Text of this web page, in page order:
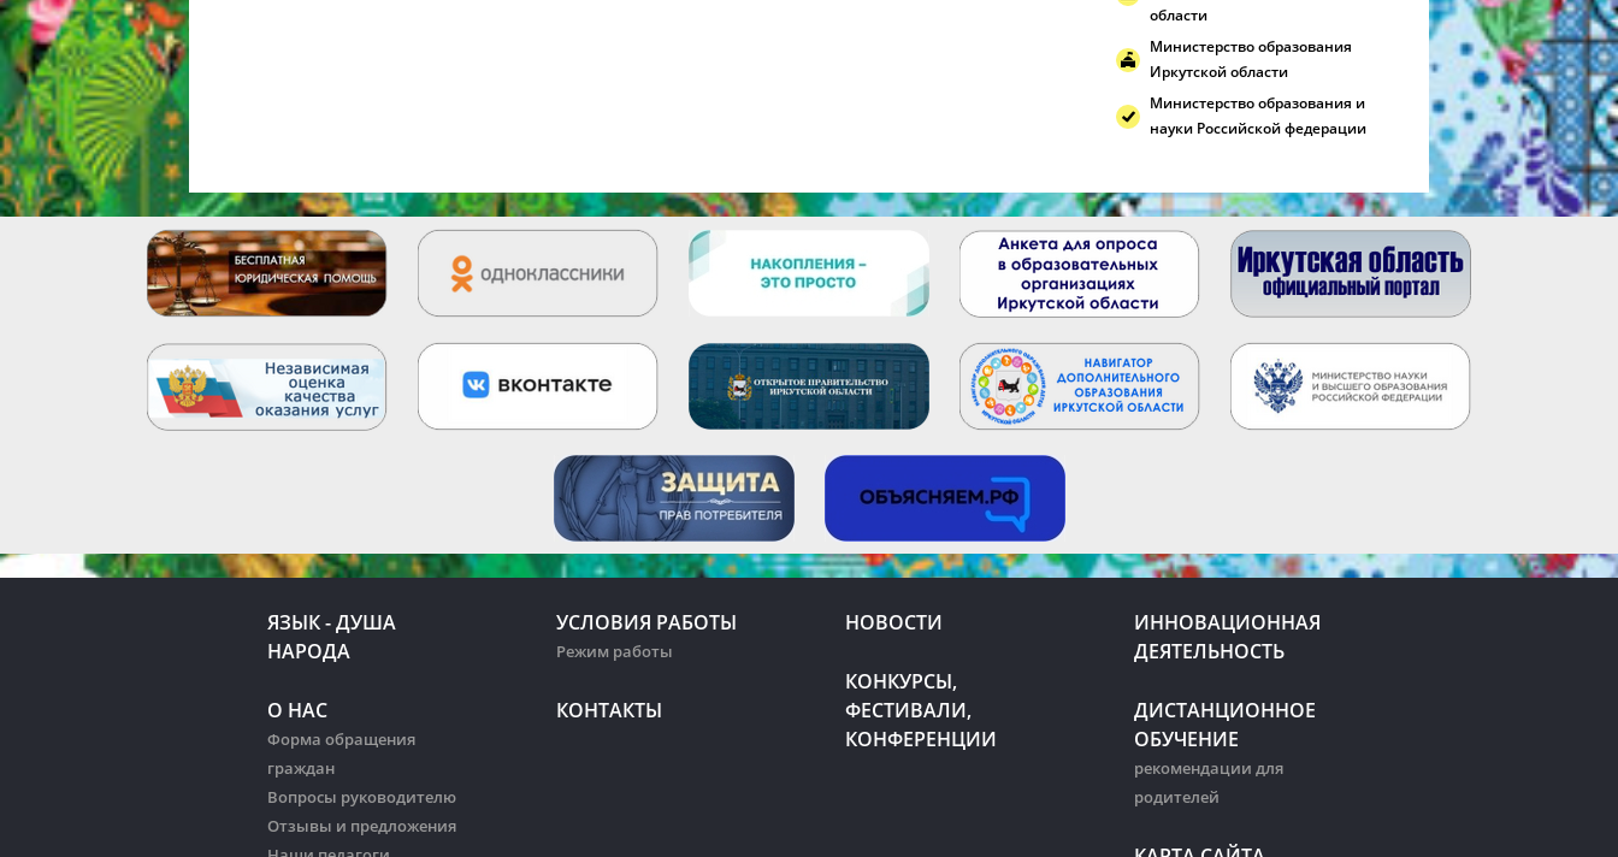
области
Министерство образования
Иркутской области
Министерство образования и
науки Российской федерации
ЯЗЫК - ДУША
НАРОДА
О НАС
Форма обращения
граждан
Вопросы руководителю
Отзывы и предложения
УСЛОВИЯ РАБОТЫ
Режим работы
КОНТАКТЫ
НОВОСТИ
КОНКУРСЫ,
ФЕСТИВАЛИ,
КОНФЕРЕНЦИИ
ИННОВАЦИОННАЯ
ДЕЯТЕЛЬНОСТЬ
ДИСТАНЦИОННОЕ
ОБУЧЕНИЕ
рекомендации для
родителей